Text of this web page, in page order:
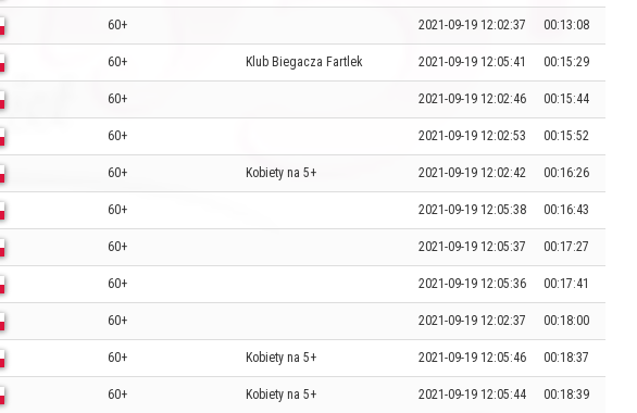
60+ 2021-09-19 12:02:37 00:13:08
60+ Klub Biegacza Fartlek 2021-09-19 12:05:41 00:15:29
60+ 2021-09-19 12:02:46 00:15:44
60+ 2021-09-19 12:02:53 00:15:52
60+ Kobiety na 5+ 2021-09-19 12:02:42 00:16:26
60+ 2021-09-19 12:05:38 00:16:43
60+ 2021-09-19 12:05:37 00:17:27
60+ 2021-09-19 12:05:36 00:17:41
60+ 2021-09-19 12:02:37 00:18:00
60+ Kobiety na 5+ 2021-09-19 12:05:46 00:18:37
60+ Kobiety na 5+ 2021-09-19 12:05:44 00:18:39